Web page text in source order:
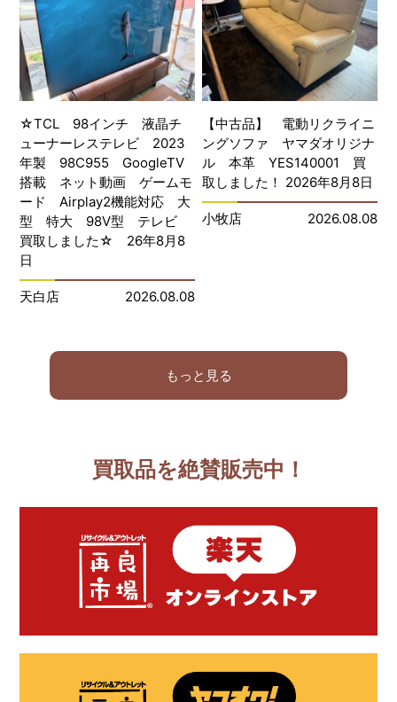
☆TCL 98インチ 液晶チ
ューナーレステレビ 2023
年製 98C955 GoogleTV
搭載 ネット動画 ゲームモ
ード Airplay2機能対応 大
型 特大 98V型 テレビ
買取しました☆ 26年8月8
日
天白店 2026.08.08
【中古品】 電動リクライニ
ングソファ ヤマダオリジナ
ル 本革 YES140001 買
取しました！ 2026年8月8日
小牧店 2026.08.08
もっと見る
買取品を絶賛販売中！